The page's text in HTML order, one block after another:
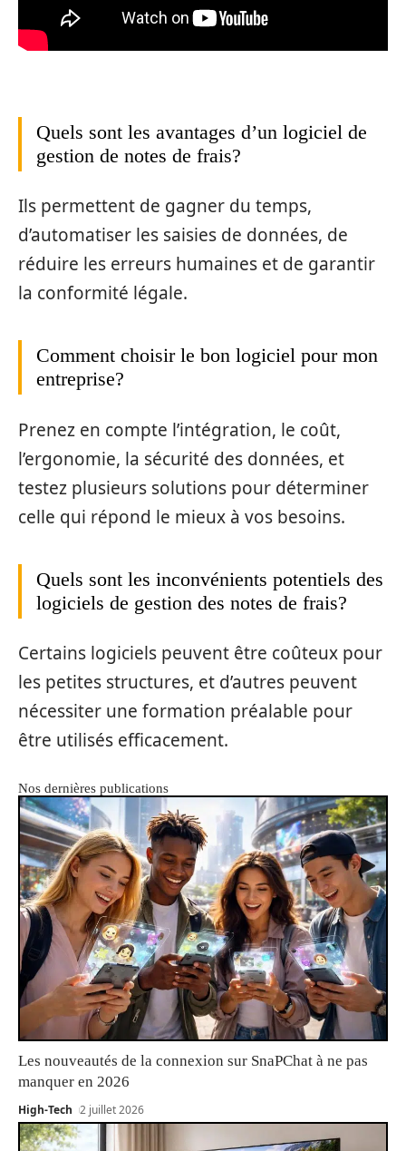
Quels sont les avantages d’un logiciel de
gestion de notes de frais?
Ils permettent de gagner du temps,
d’automatiser les saisies de données, de
réduire les erreurs humaines et de garantir
la conformité légale.
Comment choisir le bon logiciel pour mon
entreprise?
Prenez en compte l’intégration, le coût,
l’ergonomie, la sécurité des données, et
testez plusieurs solutions pour déterminer
celle qui répond le mieux à vos besoins.
Quels sont les inconvénients potentiels des
logiciels de gestion des notes de frais?
Certains logiciels peuvent être coûteux pour
les petites structures, et d’autres peuvent
nécessiter une formation préalable pour
être utilisés efficacement.
Nos dernières publications
Les nouveautés de la connexion sur SnaPChat à ne pas
manquer en 2026
High-Tech 2 juillet 2026